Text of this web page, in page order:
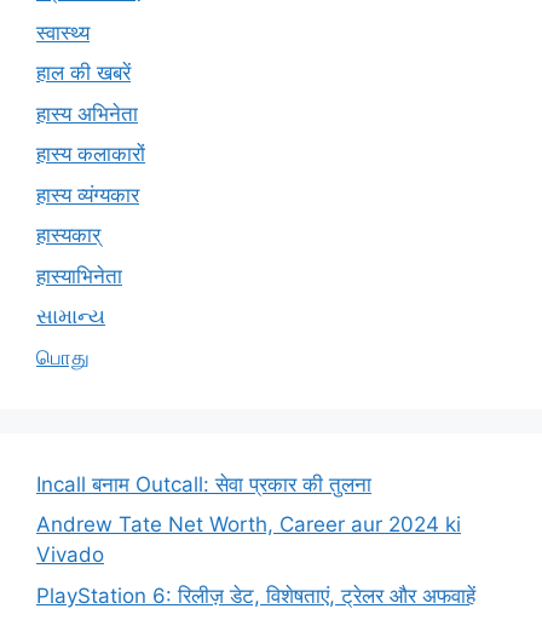
स्वास्थ्य
हाल की खबरें
हास्य अभिनेता
हास्य कलाकारों
हास्य व्यंग्यकार
हास्यकार्
हास्याभिनेता
સામાન્ય
பொது
Incall बनाम Outcall: सेवा प्रकार की तुलना
Andrew Tate Net Worth, Career aur 2024 ki
Vivado
PlayStation 6: रिलीज़ डेट, विशेषताएं, ट्रेलर और अफवाहें